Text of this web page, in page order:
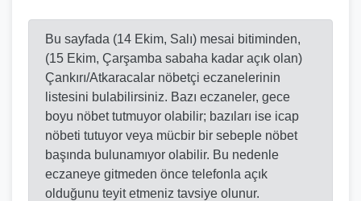
Bu sayfada (14 Ekim, Salı) mesai bitiminden,
(15 Ekim, Çarşamba sabaha kadar açık olan)
Çankırı/Atkaracalar nöbetçi eczanelerinin
listesini bulabilirsiniz. Bazı eczaneler, gece
boyu nöbet tutmuyor olabilir; bazıları ise icap
nöbeti tutuyor veya mücbir bir sebeple nöbet
başında bulunamıyor olabilir. Bu nedenle
eczaneye gitmeden önce telefonla açık
olduğunu teyit etmeniz tavsiye olunur.